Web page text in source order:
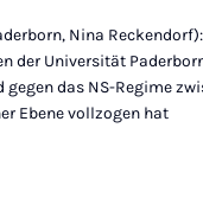
Nina
der Universität
das NS-Regime
Ebene vollzogen hat